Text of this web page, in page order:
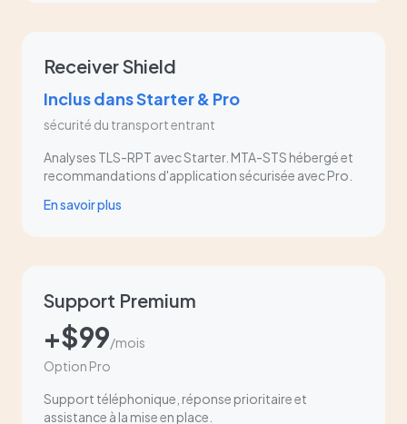
Receiver Shield
Inclus dans Starter & Pro
sécurité du transport entrant
Analyses TLS-RPT avec Starter. MTA-STS hébergé et
recommandations d'application sécurisée avec Pro.
En savoir plus
Support Premium
+$99/mois
Option Pro
Support téléphonique, réponse prioritaire et
assistance à la mise en place.